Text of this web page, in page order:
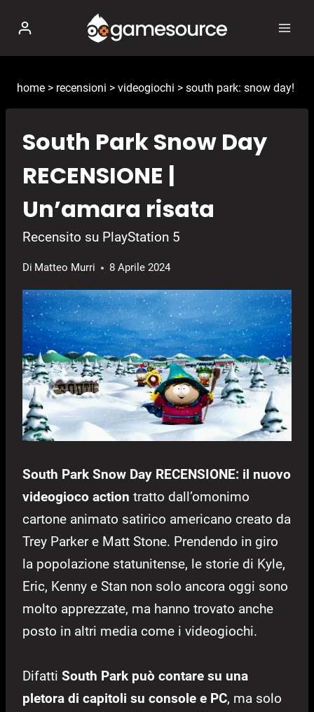
contenuto
home > recensioni > videogiochi > south park: snow day!
South Park Snow Day
RECENSIONE |
Un’amara risata
Recensito su PlayStation 5
Di Matteo Murri 8 Aprile 2024
South Park Snow Day RECENSIONE: il nuovo
videogioco action tratto dall’omonimo
cartone animato satirico americano creato da
Trey Parker e Matt Stone. Prendendo in giro
la popolazione statunitense, le storie di Kyle,
Eric, Kenny e Stan non solo ancora oggi sono
molto apprezzate, ma hanno trovato anche
posto in altri media come i videogiochi.
Difatti South Park può contare su una
pletora di capitoli su console e PC, ma solo